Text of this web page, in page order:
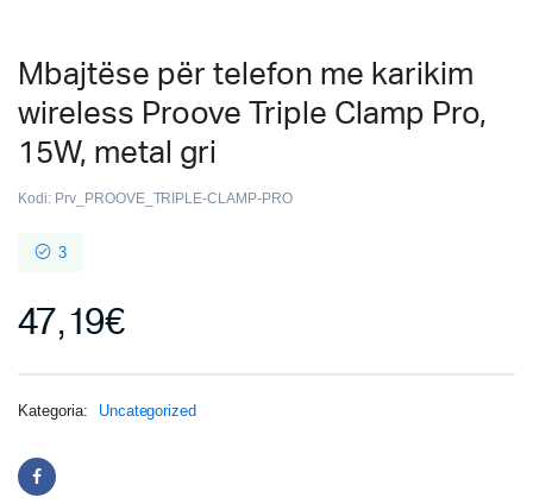
Mbajtëse për telefon me karikim
wireless Proove Triple Clamp Pro,
15W, metal gri
Kodi: Prv_PROOVE_TRIPLE-CLAMP-PRO
3
47,19€
Kategoria: Uncategorized